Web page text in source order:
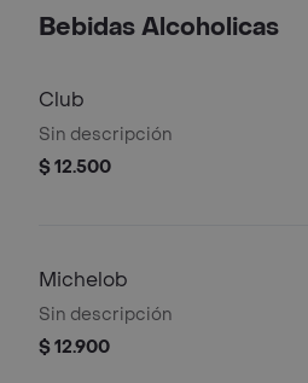
Bebidas Alcoholicas
Club
Sin descripción
$ 12.500
Michelob
Sin descripción
$ 12.900